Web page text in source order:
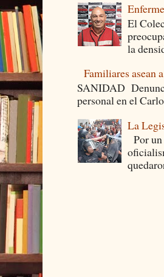
El
la
Familiares asean
SANIDAD
personal en el
La
Por